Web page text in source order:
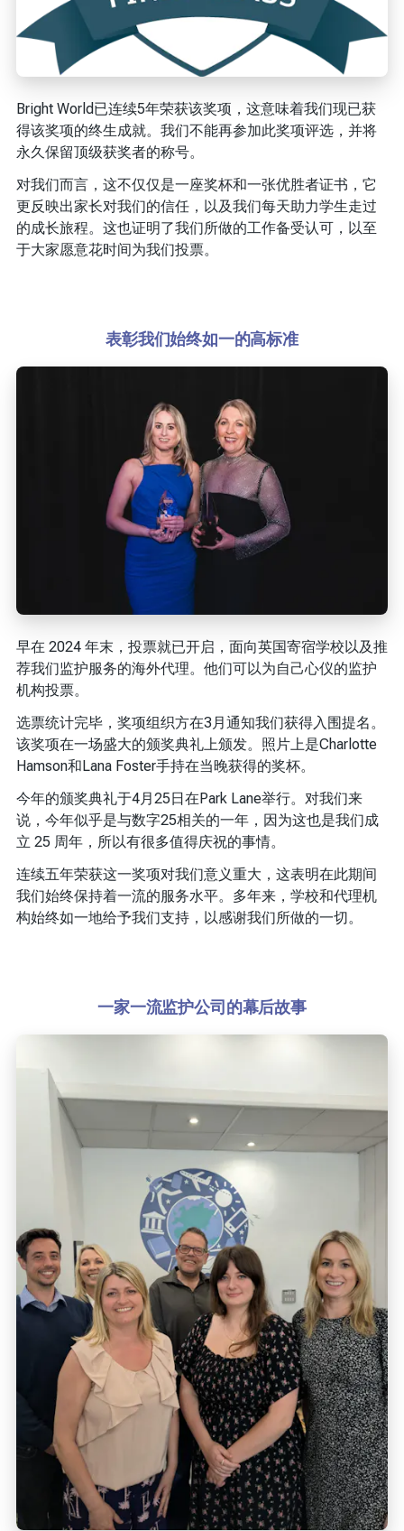
Bright World已连续5年荣获该奖项，这意味着我们现已获
得该奖项的终生成就。我们不能再参加此奖项评选，并将
永久保留顶级获奖者的称号。
对我们而言，这不仅仅是一座奖杯和一张优胜者证书，它
更反映出家长对我们的信任，以及我们每天助力学生走过
的成长旅程。这也证明了我们所做的工作备受认可，以至
于大家愿意花时间为我们投票。
表彰我们始终如一的高标准
早在 2024 年末，投票就已开启，面向英国寄宿学校以及推
荐我们监护服务的海外代理。他们可以为自己心仪的监护
机构投票。
选票统计完毕，奖项组织方在3月通知我们获得入围提名。
该奖项在一场盛大的颁奖典礼上颁发。照片上是Charlotte
Hamson和Lana Foster手持在当晚获得的奖杯。
今年的颁奖典礼于4月25日在Park Lane举行。对我们来
说，今年似乎是与数字25相关的一年，因为这也是我们成
立 25 周年，所以有很多值得庆祝的事情。
连续五年荣获这一奖项对我们意义重大，这表明在此期间
我们始终保持着一流的服务水平。多年来，学校和代理机
构始终如一地给予我们支持，以感谢我们所做的一切。
一家一流监护公司的幕后故事